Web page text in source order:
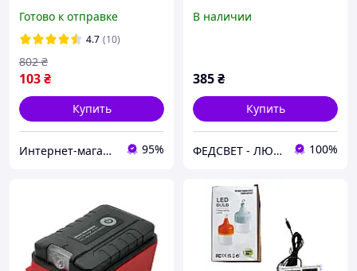
Реагирует на движение
Готово к отправке
4.7 (10)
103₴
802 ₴
Купить
Интернет-магазин "Dianora-Style" 95%
датчиком движения
В наличии
385₴
Купить
ФЕДСВЕТ - ЛЮБЫЕ ЛАМПЫ 100%